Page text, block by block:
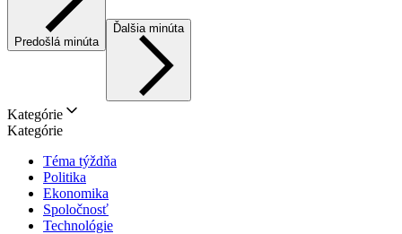
Predošlá minúta
Ďalšia minúta
Kategórie
Kategórie
Téma týždňa
Politika
Ekonomika
Spoločnosť
Technológie